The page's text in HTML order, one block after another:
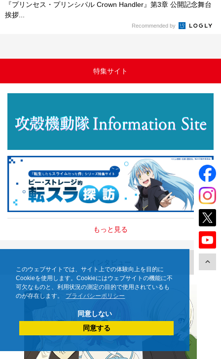
このウェブサイトでは、サイト上での体験向上を目的に
Cookieを使用します。Cookieにはウェブサイトの機能に不
可欠なものと、利用状況の測定の目的で使用されているも
のが存在します。
プライバシーポリシー
同意しない
同意する
『プリンセス・プリンシパル Crown Handler』第3章 公開記念舞台
挨拶...
Recommended by
特集サイト
もっと見る